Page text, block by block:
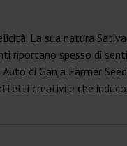
La sua natura
riportano spesso di
di Ganja Farmer
creativi e che